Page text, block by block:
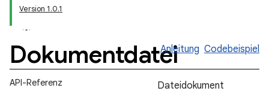
Version 1.0.1
DokumentdateiAnleitung Codebeispiel
API-Referenz
Dateidokument